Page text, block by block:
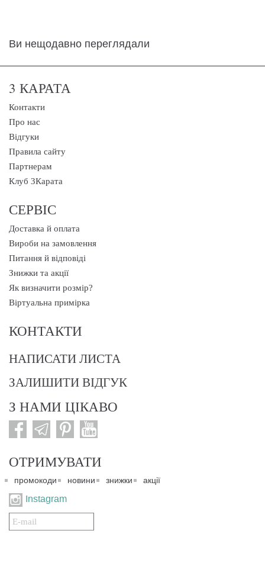
Ви нещодавно переглядали
3 КАРАТА
Контакти
Про нас
Відгуки
Правила сайту
Партнерам
Клуб 3Карата
СЕРВІС
Доставка й оплата
Вироби на замовлення
Питання й відповіді
Знижки та акції
Як визначити розмір?
Віртуальна примірка
КОНТАКТИ
НАПИСАТИ ЛИСТА
ЗАЛИШИТИ ВІДГУК
З НАМИ ЦІКАВО
ОТРИМУВАТИ
промокоди новини знижки акції
Instagram
Подписаться
на